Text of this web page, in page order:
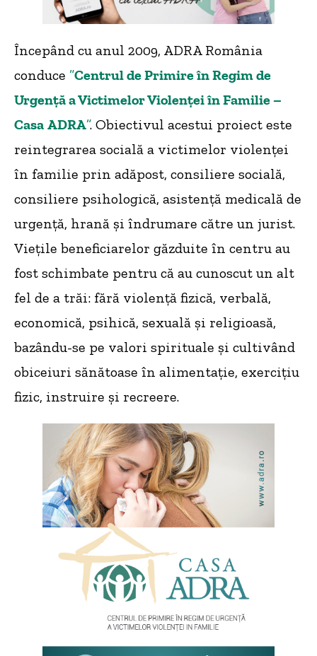
Începând cu anul 2009, ADRA România
conduce ”Centrul de Primire în Regim de
Urgenţă a Victimelor Violenţei în Familie –
Casa ADRA”. Obiectivul acestui proiect este
reintegrarea socială a victimelor violenței
în familie prin adăpost, consiliere socială,
consiliere psihologică, asistență medicală de
urgență, hrană și îndrumare către un jurist.
Viețile beneficiarelor găzduite în centru au
fost schimbate pentru că au cunoscut un alt
fel de a trăi: fără violență fizică, verbală,
economică, psihică, sexuală și religioasă,
bazându-se pe valori spirituale și cultivând
obiceiuri sănătoase în alimentație, exercițiu
fizic, instruire și recreere.